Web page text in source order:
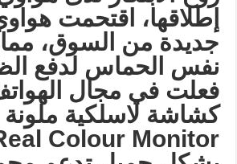
إطلاقها، اقتحمت
جديدة من السوق،
نفس الحماس لدفع
فعلت في مجال
كشاشة لاسلكية ملونة
Colour Monitor